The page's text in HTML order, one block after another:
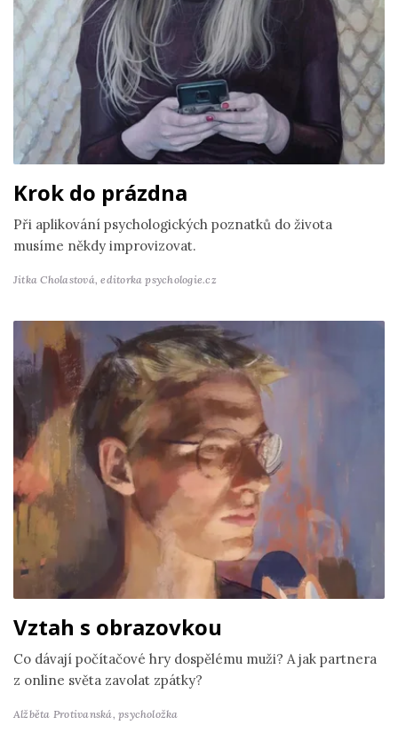
Krok do prázdna
Při aplikování psychologických poznatků do života
musíme někdy improvizovat.
Jitka Cholastová,editorka psychologie.cz
Vztah s obrazovkou
Co dávají počítačové hry dospělému muži? A jak partnera
z online světa zavolat zpátky?
Alžběta Protivanská,psycholožka